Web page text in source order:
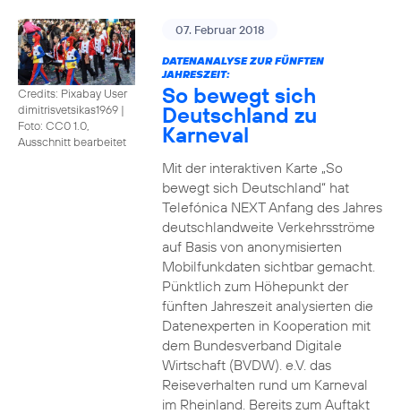
Credits: Pixabay User
dimitrisvetsikas1969 |
Foto: CC0 1.0,
Ausschnitt bearbeitet
07. Februar 2018
DATENANALYSE ZUR FÜNFTEN
JAHRESZEIT:
So bewegt sich
Deutschland zu
Karneval
Mit der interaktiven Karte „So
bewegt sich Deutschland“ hat
Telefónica NEXT Anfang des Jahres
deutschlandweite Verkehrsströme
auf Basis von anonymisierten
Mobilfunkdaten sichtbar gemacht.
Pünktlich zum Höhepunkt der
fünften Jahreszeit analysierten die
Datenexperten in Kooperation mit
dem Bundesverband Digitale
Wirtschaft (BVDW). e.V. das
Reiseverhalten rund um Karneval
im Rheinland. Bereits zum Auftakt